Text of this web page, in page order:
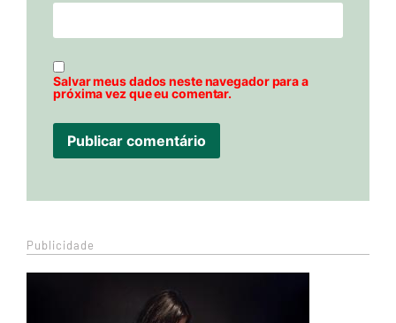
Salvar meus dados neste navegador para a
próxima vez que eu comentar.
Publicidade